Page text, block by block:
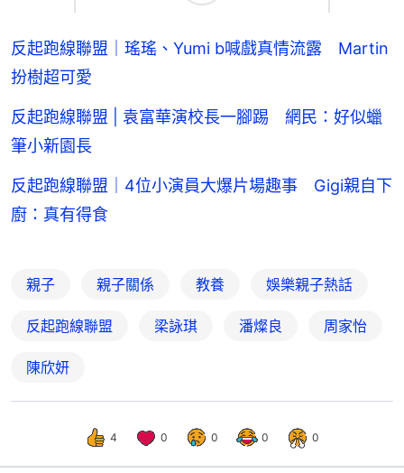
反起跑線聯盟｜瑤瑤、Yumi b喊戲真情流露 Martin
扮樹超可愛
反起跑線聯盟 | 袁富華演校長一腳踢 網民：好似蠟
筆小新園長
反起跑線聯盟｜4位小演員大爆片場趣事 Gigi親自下
廚：真有得食
親子 親子關係 教養 娛樂親子熱話
反起跑線聯盟 梁詠琪 潘燦良 周家怡
陳欣妍
4 0 0 0 0